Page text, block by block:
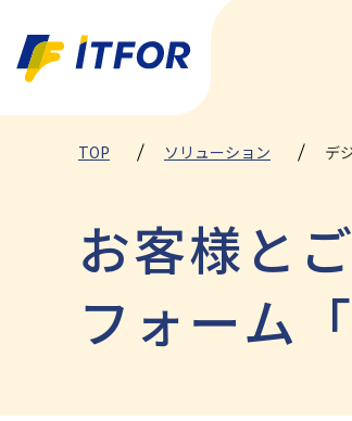
TOP ソリューション デ
お客様と
フォーム